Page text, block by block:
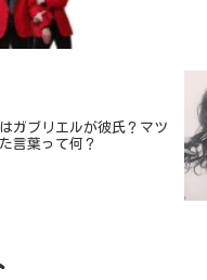
ガブリエルが彼氏？マツ
言葉って何？